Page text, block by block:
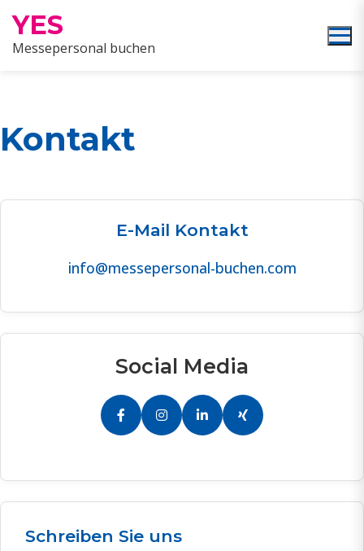
YES
Messepersonal buchen
Kontakt
E-Mail Kontakt
info@messepersonal-buchen.com
Social Media
Schreiben Sie uns